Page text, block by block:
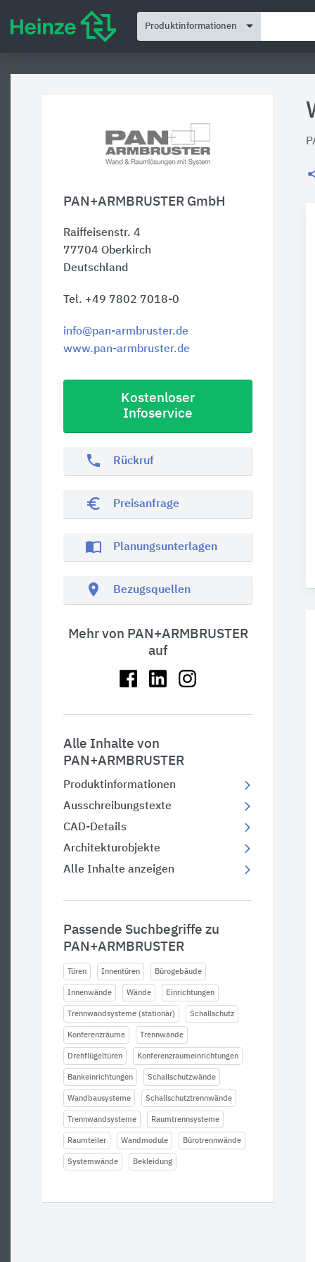
Produktinformationen
PAN+ARMBRUSTER GmbH
Raiffeisenstr. 4
77704 Oberkirch
Deutschland
Tel. +49 7802 7018-0
info@pan-armbruster.de
www.pan-armbruster.de
Kostenloser
Infoservice
phone Rückruf
euro_symbol Preisanfrage
import_contacts Planungsunterlagen
location_on Bezugsquellen
Mehr von PAN+ARMBRUSTER
auf
Alle Inhalte von
PAN+ARMBRUSTER
Produktinformationen
Ausschreibungstexte
CAD-Details
Architekturobjekte
Alle Inhalte anzeigen
Passende Suchbegriffe zu
PAN+ARMBRUSTER
Türen Innentüren Bürogebäude
Innenwände Wände Einrichtungen
Trennwandsysteme (stationär) Schallschutz
Konferenzräume Trennwände
Drehflügeltüren Konferenzraumeinrichtungen
Bankeinrichtungen Schallschutzwände
Wandbausysteme Schallschutztrennwände
Trennwandsysteme Raumtrennsysteme
Raumteiler Wandmodule Bürotrennwände
Systemwände Bekleidung